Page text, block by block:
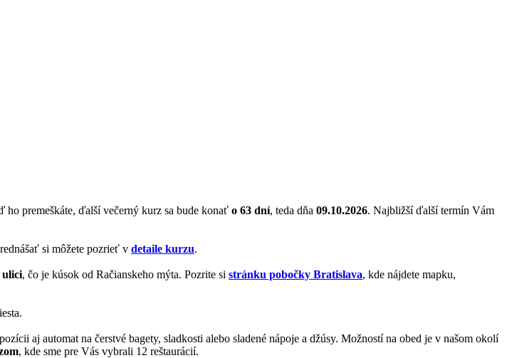
ho premeškáte, ďalší večerný kurz sa bude konať o 63 dní, teda dňa 09.10.2026. Najbližší ďalší termín Vám
si môžete pozrieť v detaile kurzu.
ulici, čo je kúsok od Račianskeho mýta. Pozrite si stránku pobočky Bratislava, kde nájdete mapku,
aj automat na čerstvé bagety, sladkosti alebo sladené nápoje a džúsy. Možností na obed je v našom okolí
, kde sme pre Vás vybrali 12 reštaurácií.